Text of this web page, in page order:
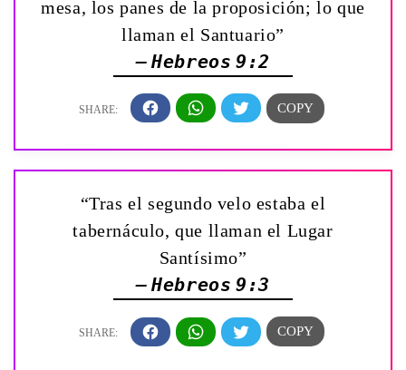
mesa, los panes de la proposición; lo que
llaman el Santuario”
— Hebreos 9:2
“Tras el segundo velo estaba el
tabernáculo, que llaman el Lugar
Santísimo”
— Hebreos 9:3